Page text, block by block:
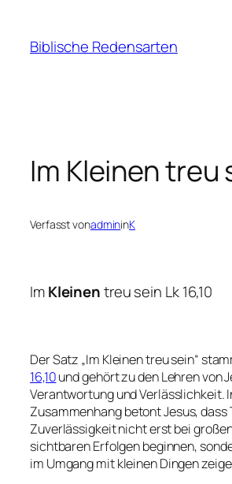
springen
Biblische Redensarten
Im Kleinen treu
Verfasst vonadmininK
ImKleinentreu sein Lk 16,10
Der Satz „Im Kleinen treu sein“
16,10und gehört zu den Lehren von
Verantwortung und Verlässlichkeit.
Zusammenhang betont Jesus, dass
Zuverlässigkeit nicht erst bei
sichtbaren Erfolgen beginnen,
im Umgang mit kleinen Dingen